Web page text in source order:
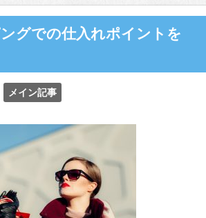
グでの仕入れポイントを
メイン記事